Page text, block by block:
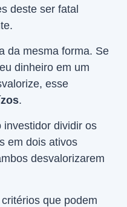
deste ser fatal
da mesma forma. Se
dinheiro em um
esse
.
investidor dividir os
em dois ativos
desvalorizarem
que podem